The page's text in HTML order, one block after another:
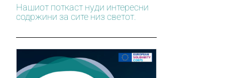
Нашиот поткаст нуди интересни
содржини за сите низ светот.